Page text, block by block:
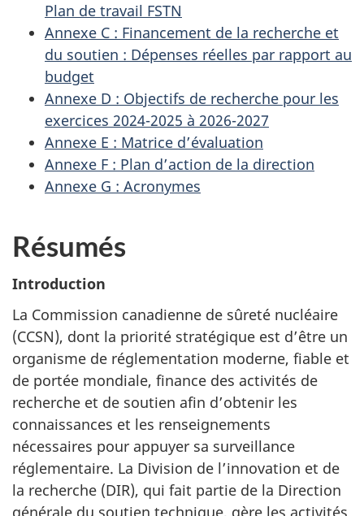
Plan de travail FSTN
Annexe C : Financement de la recherche et
du soutien : Dépenses réelles par rapport au
budget
Annexe D : Objectifs de recherche pour les
exercices 2024-2025 à 2026-2027
Annexe E : Matrice d’évaluation
Annexe F : Plan d’action de la direction
Annexe G : Acronymes
Résumés
Introduction
La Commission canadienne de sûreté nucléaire
(CCSN), dont la priorité stratégique est d’être un
organisme de réglementation moderne, fiable et
de portée mondiale, finance des activités de
recherche et de soutien afin d’obtenir les
connaissances et les renseignements
nécessaires pour appuyer sa surveillance
réglementaire. La Division de l’innovation et de
la recherche (DIR), qui fait partie de la Direction
générale du soutien technique, gère les activités